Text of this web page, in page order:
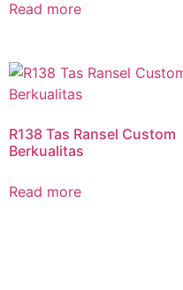
Read more
R138 Tas Ransel Custom
Berkualitas
Read more